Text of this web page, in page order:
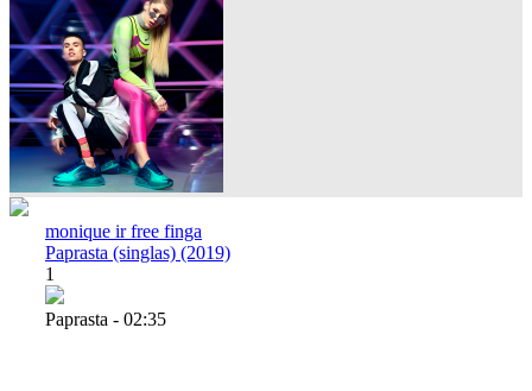
monique ir free finga
Paprasta (singlas) (2019)
1
Paprasta - 02:35